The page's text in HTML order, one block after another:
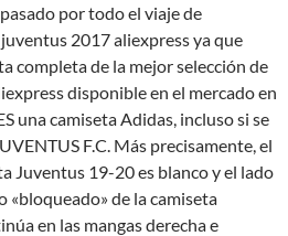
por todo el viaje de
2017 aliexpress ya que
completa de la mejor selección de
disponible en el mercado en
una camiseta Adidas, incluso si se
F.C. Más precisamente, el
Juventus 19-20 es blanco y el lado
«bloqueado» de la camiseta
en las mangas derecha e